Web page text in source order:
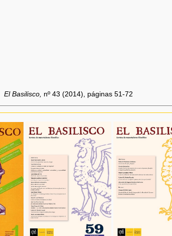
El Basilisco, nº 43 (2014), páginas 51-72